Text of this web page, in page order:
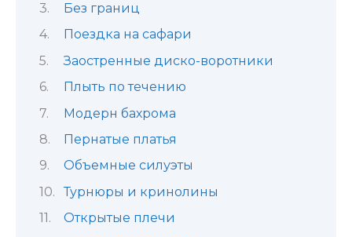
Без границ
Поездка на сафари
Заостренные диско-воротники
Плыть по течению
Модерн бахрома
Пернатые платья
Объемные силуэты
Турнюры и кринолины
Открытые плечи